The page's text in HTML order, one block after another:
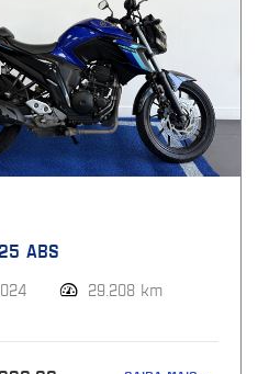
ABS
29.208 km